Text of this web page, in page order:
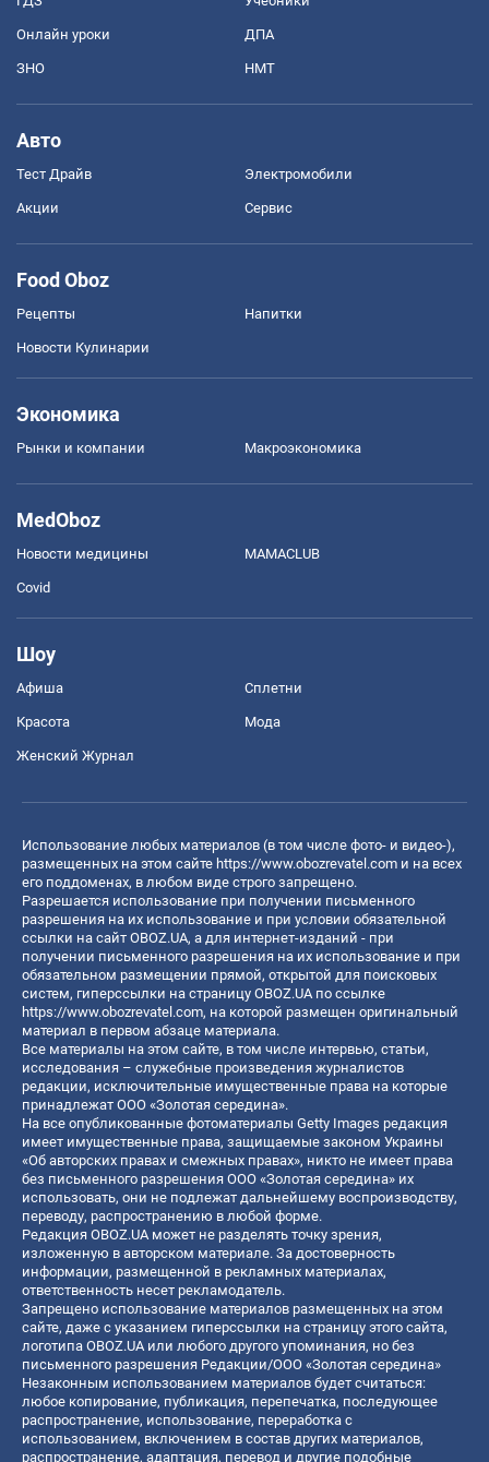
Онлайн уроки ДПА
ЗНО НМТ
Авто
Тест Драйв Электромобили
Акции Сервис
Food Oboz
Рецепты Напитки
Новости Кулинарии
Экономика
Рынки и компании Mакроэкономика
MedOboz
Новости медицины MAMACLUB
Covid
Шоу
Афиша Сплетни
Красота Мода
Женский Журнал
Использование любых материалов (в том числе фото- и видео-),
размещенных на этом сайте https://www.obozrevatel.com и на всех
его поддоменах, в любом виде строго запрещено.
Разрешается использование при получении письменного
разрешения на их использование и при условии обязательной
ссылки на сайт OBOZ.UA, а для интернет-изданий - при
получении письменного разрешения на их использование и при
обязательном размещении прямой, открытой для поисковых
систем, гиперссылки на страницу OBOZ.UA по ссылке
https://www.obozrevatel.com, на которой размещен оригинальный
материал в первом абзаце материала.
Все материалы на этом сайте, в том числе интервью, статьи,
исследования – служебные произведения журналистов
редакции, исключительные имущественные права на которые
принадлежат ООО «Золотая середина».
На все опубликованные фотоматериалы Getty Images редакция
имеет имущественные права, защищаемые законом Украины
«Об авторских правах и смежных правах», никто не имеет права
без письменного разрешения ООО «Золотая середина» их
использовать, они не подлежат дальнейшему воспроизводству,
переводу, распространению в любой форме.
Редакция OBOZ.UA может не разделять точку зрения,
изложенную в авторском материале. За достоверность
информации, размещенной в рекламных материалах,
ответственность несет рекламодатель.
Запрещено использование материалов размещенных на этом
сайте, даже с указанием гиперссылки на страницу этого сайта,
логотипа OBOZ.UA или любого другого упоминания, но без
письменного разрешения Редакции/ООО «Золотая середина»
Незаконным использованием материалов будет считаться:
любое копирование, публикация, перепечатка, последующее
распространение, использование, переработка с
использованием, включением в состав других материалов,
распространение, адаптация, перевод и другие подобные